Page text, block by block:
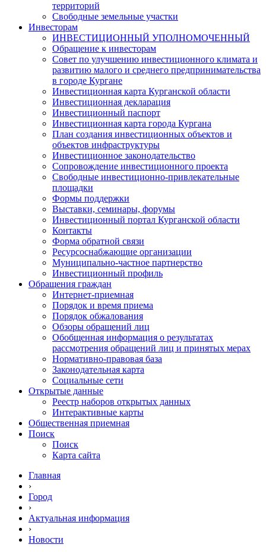
территорий
Свободные земельные участки
Инвесторам
ИНВЕСТИЦИОННЫЙ УПОЛНОМОЧЕННЫЙ
Обращение к инвесторам
Совет по улучшению инвестиционного климата и
развитию малого и среднего предпринимательства
в городе Кургане
Инвестиционная карта Курганской области
Инвестиционная декларация
Инвестиционный паспорт
Инвестиционная карта города Кургана
План создания инвестиционных объектов и
объектов инфраструктуры
Инвестиционное законодательство
Сопровождение инвестиционного проекта
Свободные инвестиционно-привлекательные
площадки
Формы поддержки
Выставки, семинары, форумы
Инвестиционный портал Курганской области
Контакты
Форма обратной связи
Ресурсоснабжающие организации
Муниципально-частное партнерство
Инвестиционный профиль
Обращения граждан
Интернет-приемная
Порядок и время приема
Порядок обжалования
Обзоры обращений лиц
Обобщенная информация о результатах
рассмотрения обращений лиц и принятых мерах
Нормативно-правовая база
Законодательная карта
Социальные сети
Открытые данные
Реестр наборов открытых данных
Интерактивные карты
Общественная приемная
Поиск
Поиск
Карта сайта
Главная
›
Город
›
Актуальная информация
›
Новости